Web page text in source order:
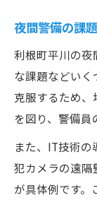
夜間警備の課
利根町平川の夜
な課題などいく
克服するため
を図り、警備員
また、IT技術
犯カメラの遠隔
が具体例です